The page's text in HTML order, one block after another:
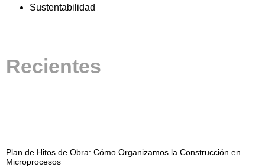
Sustentabilidad
Recientes
Plan de Hitos de Obra: Cómo Organizamos la Construcción en
Microprocesos